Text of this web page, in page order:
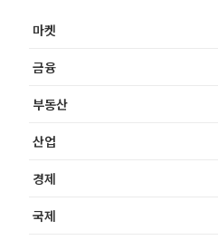
마켓
금융
부동산
산업
경제
국제